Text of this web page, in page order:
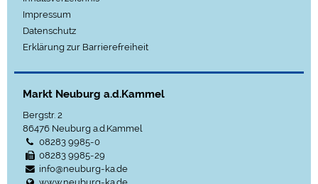
Impressum
Datenschutz
Erklärung zur Barrierefreiheit
Markt Neuburg a.d.Kammel
Bergstr. 2
86476 Neuburg a.d.Kammel
08283 9985-0
08283 9985-29
info@neuburg-ka.de